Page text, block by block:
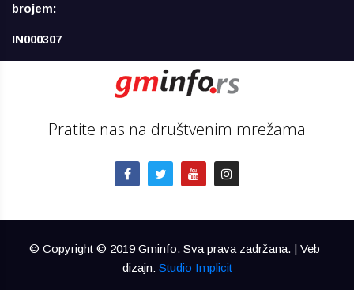
brojem:
IN000307
Pratite nas na društvenim mrežama
© Copyright © 2019 Gminfo. Sva prava zadržana. | Veb-
dizajn: Studio Implicit